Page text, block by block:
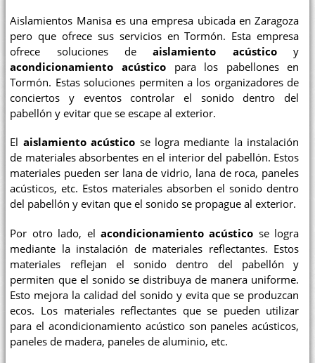
Aislamientos Manisa es una empresa ubicada en Zaragoza
pero que ofrece sus servicios en Tormón. Esta empresa
ofrece soluciones deaislamiento acústicoy
acondicionamiento acústico para los pabellones en
Tormón. Estas soluciones permiten a los organizadores de
conciertos y eventos controlar el sonido dentro del
pabellón y evitar que se escape al exterior.
El aislamiento acústico se logra mediante la instalación
de materiales absorbentes en el interior del pabellón. Estos
materiales pueden ser lana de vidrio, lana de roca, paneles
acústicos, etc. Estos materiales absorben el sonido dentro
del pabellón y evitan que el sonido se propague al exterior.
Por otro lado, el acondicionamiento acústico se logra
mediante la instalación de materiales reflectantes. Estos
materiales reflejan el sonido dentro del pabellón y
permiten que el sonido se distribuya de manera uniforme.
Esto mejora la calidad del sonido y evita que se produzcan
ecos. Los materiales reflectantes que se pueden utilizar
para el acondicionamiento acústico son paneles acústicos,
paneles de madera, paneles de aluminio, etc.